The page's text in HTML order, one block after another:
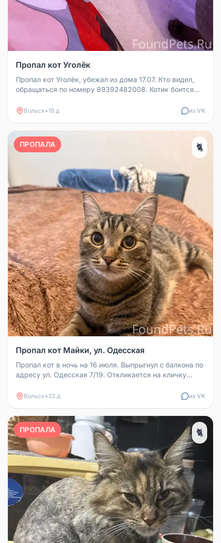
Пропал кот Уголёк
Пропал кот Уголёк, убежал из дома 17.07. Кто видел,
обращаться по номеру 89392482008. Котик боится
Вольск•18 д из VK
ПРОПАЛА 🐈
Пропал кот Майки, ул. Одесская
Пропал кот в ночь на 16 июля. Выпрыгнул с балкона по
адресу ул. Одесская 7/19. Откликается на кличку
Вольск• 22 д из VK
ПРОПАЛА 🐈